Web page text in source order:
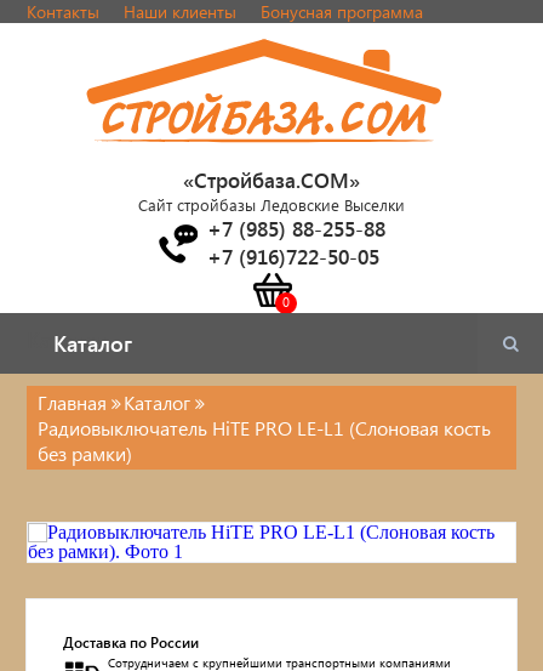
Контакты Наши клиенты Бонусная программа
«Стройбаза.COM»
Сайт стройбазы Ледовские Выселки
+7 (985) 88-255-88
+7 (916)722-50-05
Каталог
Каталог
Электрика
Главная
Каталог
Радиовыключатель HiTE PRO LE-L1 (Слоновая кость
без рамки)
Доставка по России
Сотрудничаем с крупнейшими транспортными компаниями